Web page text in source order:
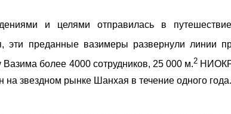
и целями отправилась в
эти преданные вазимеры развернули линии
более 4000 сотрудников, 25 000 м.2
на звездном рынке Шанхая в течение одного года.